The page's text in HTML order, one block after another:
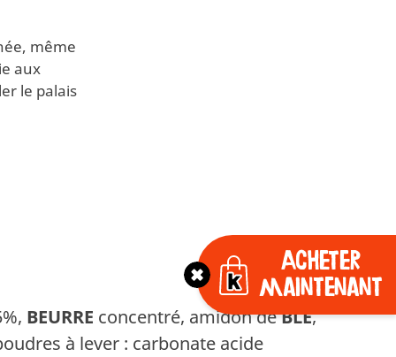
même
aux
le palais
BEURRE concentré, amidon deBLE,
à lever : carbonate acide
Acheter
maintenant